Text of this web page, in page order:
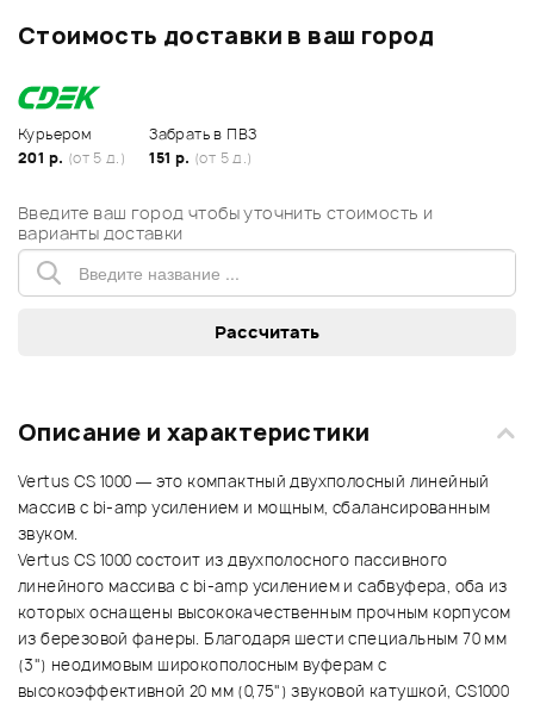
Стоимость доставки в ваш город
Курьером
201 р. (от 5 д.)
Забрать в ПВЗ
151 р. (от 5 д.)
Введите ваш город чтобы уточнить стоимость и
варианты доставки
Описание и характеристики
Vertus CS 1000 — это компактный двухполосный линейный
массив с bi-amp усилением и мощным, сбалансированным
звуком.
Vertus CS 1000 состоит из двухполосного пассивного
линейного массива с bi-amp усилением и сабвуфера, оба из
которых оснащены высококачественным прочным корпусом
из березовой фанеры. Благодаря шести специальным 70 мм
(3") неодимовым широкополосным вуферам с
высокоэффективной 20 мм (0,75") звуковой катушкой, CS1000